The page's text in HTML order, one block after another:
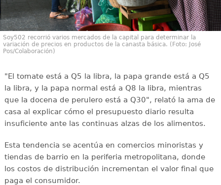
Soy502 recorrió varios mercados de la capital para determinar la
variación de precios en productos de la canasta básica. (Foto: José
Pos/Colaboración)
"El tomate está a Q5 la libra, la papa grande está a Q5
la libra, y la papa normal está a Q8 la libra, mientras
que la docena de perulero está a Q30", relató la ama de
casa al explicar cómo el presupuesto diario resulta
insuficiente ante las continuas alzas de los alimentos.
Esta tendencia se acentúa en comercios minoristas y
tiendas de barrio en la periferia metropolitana, donde
los costos de distribución incrementan el valor final que
paga el consumidor.